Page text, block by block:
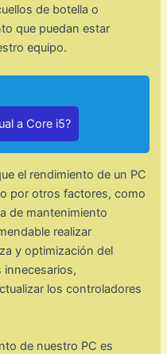
de botella o
que puedan estar
equipo.
a Core i5?
el rendimiento de un PC
por otros factores, como
de mantenimiento
realizar
y optimización del
innecesarios,
los controladores
de nuestro PC es